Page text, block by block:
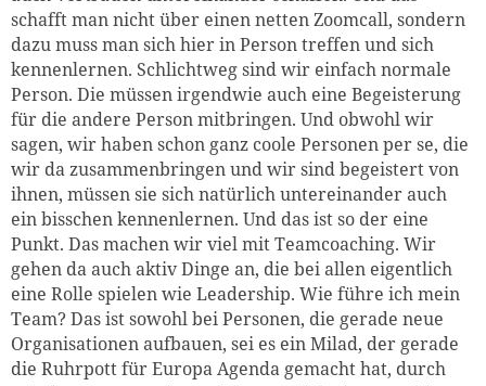
schafft man nicht über einen netten Zoomcall, sondern
dazu muss man sich hier in Person treffen und sich
kennenlernen. Schlichtweg sind wir einfach normale
Person. Die müssen irgendwie auch eine Begeisterung
für die andere Person mitbringen. Und obwohl wir
sagen, wir haben schon ganz coole Personen per se, die
wir da zusammenbringen und wir sind begeistert von
ihnen, müssen sie sich natürlich untereinander auch
ein bisschen kennenlernen. Und das ist so der eine
Punkt. Das machen wir viel mit Teamcoaching. Wir
gehen da auch aktiv Dinge an, die bei allen eigentlich
eine Rolle spielen wie Leadership. Wie führe ich mein
Team? Das ist sowohl bei Personen, die gerade neue
Organisationen aufbauen, sei es ein Milad, der gerade
die Ruhrpott für Europa Agenda gemacht hat, durch